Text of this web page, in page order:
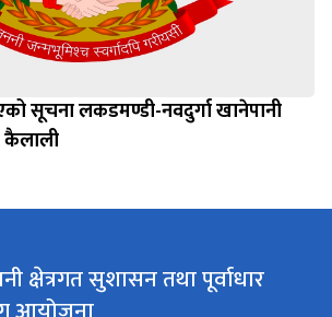
सूचना लकडमण्डी-नवदुर्गा खानेपानी
क्षेत्रगत सुशासन तथा पूर्वाधार